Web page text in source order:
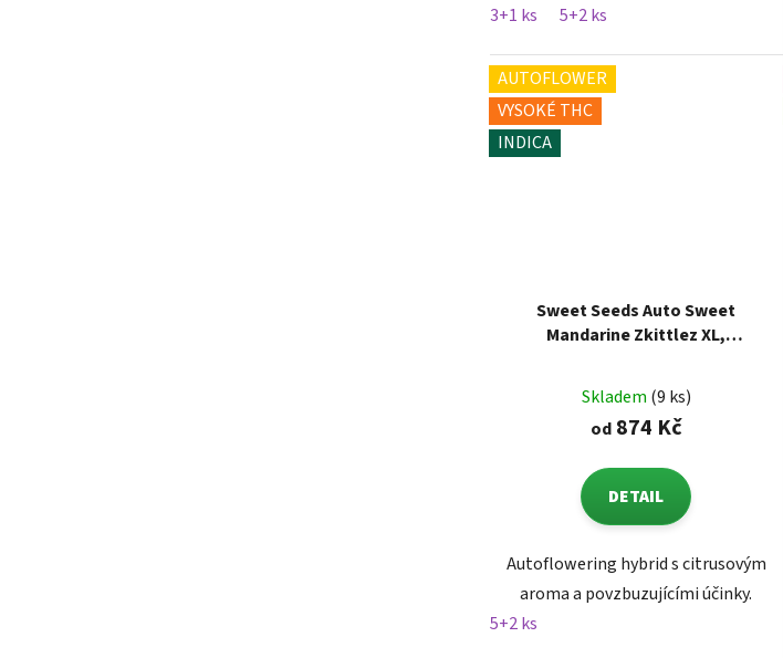
3+1 ks
5+2 ks
AUTOFLOWER
VYSOKÉ THC
INDICA
Sweet Seeds Auto Sweet
Mandarine Zkittlez XL,
Skladem (9 ks)
od874 Kč
DETAIL
Autoflowering hybrid s citrusovým
aroma a povzbuzujícími účinky.
5+2 ks